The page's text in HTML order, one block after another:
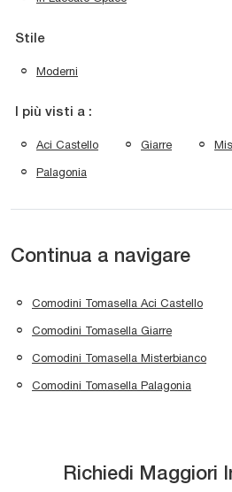
Stile
Moderni
I più visti a :
Aci Castello Giarre
Palagonia
Continua a navigare
Comodini Tomasella Aci Castello
Comodini Tomasella Giarre
Comodini Tomasella Misterbianco
Comodini Tomasella Palagonia
Richiedi Maggiori